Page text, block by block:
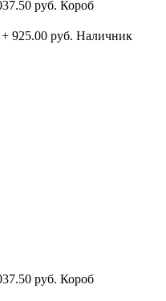
Короб
Наличник
Короб